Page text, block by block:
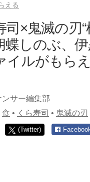
える
司×鬼滅の
蝶しのぶ、
イルがもら
ンサー編集部
食 • くら寿司 • 鬼滅の刃
(Twitter)